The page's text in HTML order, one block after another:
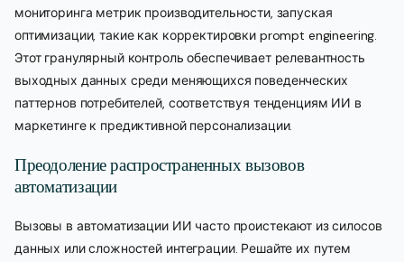
мониторинга метрик производительности, запуская
оптимизации, такие как корректировки prompt engineering.
Этот гранулярный контроль обеспечивает релевантность
выходных данных среди меняющихся поведенческих
паттернов потребителей, соответствуя тенденциям ИИ в
маркетинге к предиктивной персонализации.
Преодоление распространенных вызовов
автоматизации
Вызовы в автоматизации ИИ часто проистекают из силосов
данных или сложностей интеграции. Решайте их путем